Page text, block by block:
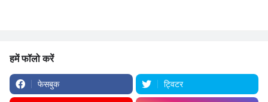
हमें फॉलो करें
फेसबुक ट्विटर